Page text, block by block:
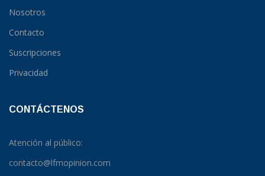
Nosotros
Contacto
Suscripciones
Privacidad
CONTÁCTENOS
Atención al público:
contacto@lfmopinion.com